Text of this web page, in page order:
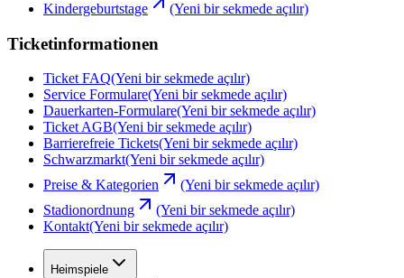
Kindergeburtstage
(Yeni bir sekmede açılır)
Ticketinformationen
Ticket FAQ(Yeni bir sekmede açılır)
Service Formulare(Yeni bir sekmede açılır)
Dauerkarten-Formulare(Yeni bir sekmede açılır)
Ticket AGB(Yeni bir sekmede açılır)
Barrierefreie Tickets(Yeni bir sekmede açılır)
Schwarzmarkt(Yeni bir sekmede açılır)
Preise & Kategorien
(Yeni bir sekmede açılır)
Stadionordnung
(Yeni bir sekmede açılır)
Kontakt(Yeni bir sekmede açılır)
Heimspiele